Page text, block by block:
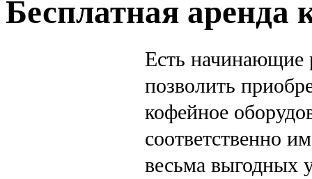
Бесплатная
Есть начинающие
позволить
кофейное
соответственно
весьма выгодных